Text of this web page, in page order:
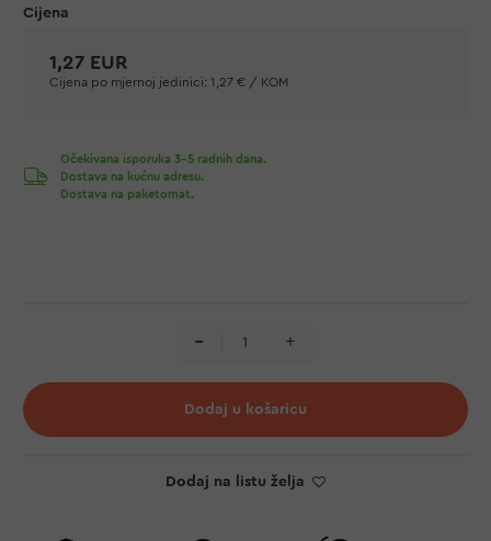
1,27 EUR
Cijena po mjernoj jedinici: 1,27 € / KOM
Očekivana isporuka 3-5 radnih dana.
Dostava na kućnu adresu.
Dostava na paketomat.
Dodaj u košaricu
Dodaj na listu želja